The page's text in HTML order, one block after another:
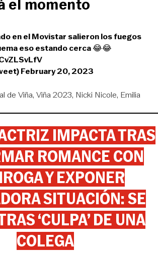
el momento
en el Movistar salieron los fuegos
eso estando cerca 😂😂
February 20, 2023
de Viña Viña 2023 Nicki Nicole Emilia
IMPACTA TRAS
ROMANCE CON
Y EXPONER
SITUACIÓN: SE
‘CULPA’ DE UNA
COLEGA